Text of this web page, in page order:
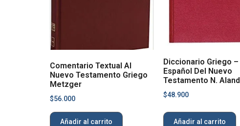
Comentario Textual Al
Nuevo Testamento Griego
Metzger
$56.000
Añadir al carrito
Diccionario Griego –
Español Del Nuevo
Testamento N. Aland
$48.900
Añadir al carrito